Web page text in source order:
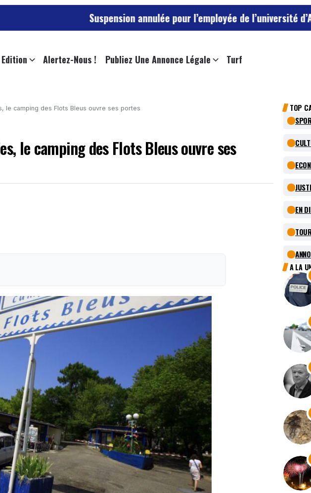
Suspension annulée pour l’employée de l’université d’Angers
Edition Alertez-Nous ! Publiez Une Annonce Légale Turf
le camping des Flots Bleus ouvre ses portes
le camping des Flots Bleus ouvre ses
TOP
EN
A LA